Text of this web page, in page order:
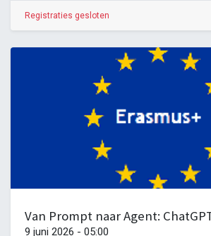
Registraties gesloten
9 juni 2026 - 05:00